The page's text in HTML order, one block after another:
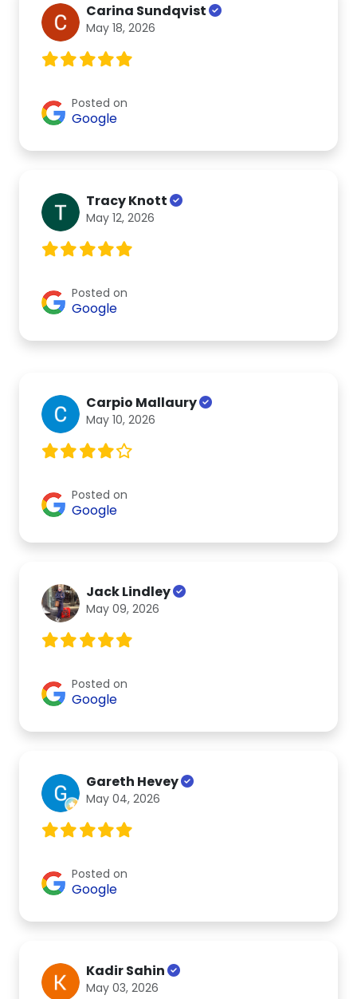
Carina Sundqvist
May 18, 2026
Posted on
Google
Tracy Knott
May 12, 2026
Posted on
Google
Carpio Mallaury
May 10, 2026
Posted on
Google
Jack Lindley
May 09, 2026
Posted on
Google
Gareth Hevey
May 04, 2026
Posted on
Google
Kadir Sahin
May 03, 2026